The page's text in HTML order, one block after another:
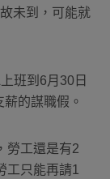
未到，可能就
班到6月30日
的謀職假。
勞工還是有2
工只能再請1